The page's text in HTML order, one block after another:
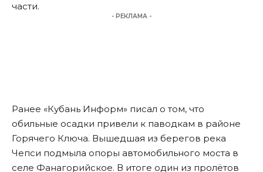
части.
- РЕКЛАМА -
Ранее «Кубань Информ» писал о том, что
обильные осадки привели к паводкам в районе
Горячего Ключа. Вышедшая из берегов река
Чепси подмыла опоры автомобильного моста в
селе Фанагорийское. В итоге один из пролётов